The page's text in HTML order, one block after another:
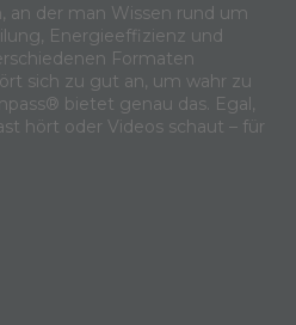
an der man Wissen rund um
Energieeffizienz und
Formaten
sich zu gut an, um wahr zu
bietet genau das. Egal,
hört oder Videos schaut – für